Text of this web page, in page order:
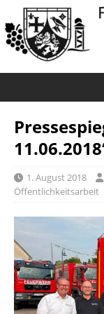
1. August 2018
Öffentlichkeitsarbeit